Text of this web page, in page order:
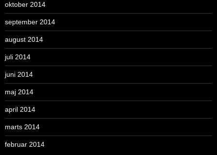
oktober 2014
september 2014
august 2014
juli 2014
juni 2014
maj 2014
april 2014
marts 2014
februar 2014